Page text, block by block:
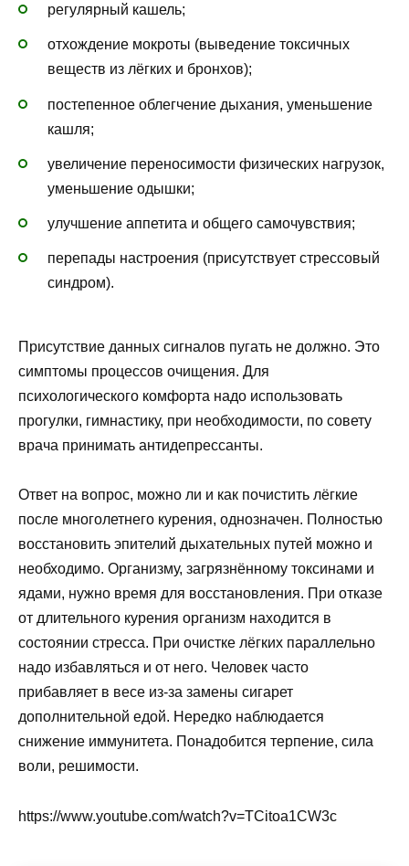
регулярный кашель;
отхождение мокроты (выведение токсичных
веществ из лёгких и бронхов);
постепенное облегчение дыхания, уменьшение
кашля;
увеличение переносимости физических нагрузок,
уменьшение одышки;
улучшение аппетита и общего самочувствия;
перепады настроения (присутствует стрессовый
синдром).
Присутствие данных сигналов пугать не должно. Это
симптомы процессов очищения. Для
психологического комфорта надо использовать
прогулки, гимнастику, при необходимости, по совету
врача принимать антидепрессанты.
Ответ на вопрос, можно ли и как почистить лёгкие
после многолетнего курения, однозначен. Полностью
восстановить эпителий дыхательных путей можно и
необходимо. Организму, загрязнённому токсинами и
ядами, нужно время для восстановления. При отказе
от длительного курения организм находится в
состоянии стресса. При очистке лёгких параллельно
надо избавляться и от него. Человек часто
прибавляет в весе из-за замены сигарет
дополнительной едой. Нередко наблюдается
снижение иммунитета. Понадобится терпение, сила
воли, решимости.
https://www.youtube.com/watch?v=TCitoa1CW3c